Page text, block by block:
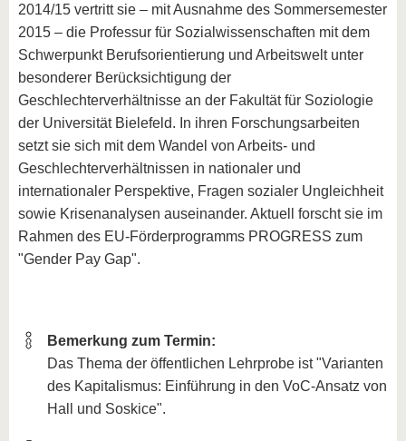
2014/15 vertritt sie – mit Ausnahme des Sommersemester
2015 – die Professur für Sozialwissenschaften mit dem
Schwerpunkt Berufsorientierung und Arbeitswelt unter
besonderer Berücksichtigung der
Geschlechterverhältnisse an der Fakultät für Soziologie
der Universität Bielefeld. In ihren Forschungsarbeiten
setzt sie sich mit dem Wandel von Arbeits- und
Geschlechterverhältnissen in nationaler und
internationaler Perspektive, Fragen sozialer Ungleichheit
sowie Krisenanalysen auseinander. Aktuell forscht sie im
Rahmen des EU-Förderprogramms PROGRESS zum
"Gender Pay Gap".
Bemerkung zum Termin:
Das Thema der öffentlichen Lehrprobe ist "Varianten
des Kapitalismus: Einführung in den VoC-Ansatz von
Hall und Soskice".